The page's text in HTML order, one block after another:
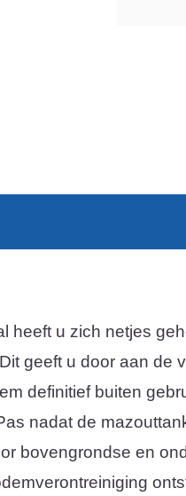
heeft u zich netjes
geeft u door aan de
definitief buiten
nadat de
bovengrondse en